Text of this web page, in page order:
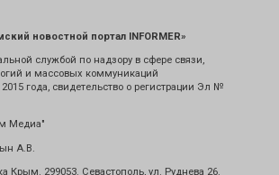
новостной портал INFORMER»
службой по надзору в сфере связи,
и массовых коммуникаций
года, свидетельство о регистрации Эл №
Медиа"
А.В.
Крым. 299053. Севастополь, ул. Руднева 26.